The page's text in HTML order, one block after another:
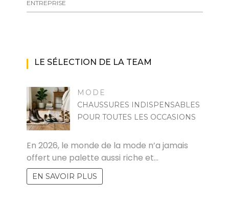
ENTREPRISE
LE SÉLECTION DE LA TEAM
MODE
CHAUSSURES INDISPENSABLES
POUR TOUTES LES OCCASIONS
En 2026, le monde de la mode n’a jamais
offert une palette aussi riche et…
EN SAVOIR PLUS